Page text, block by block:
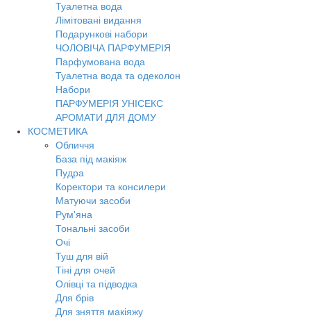
Туалетна вода
Лімітовані видання
Подарункові набори
ЧОЛОВІЧА ПАРФУМЕРІЯ
Парфумована вода
Туалетна вода та одеколон
Набори
ПАРФУМЕРІЯ УНІСЕКС
АРОМАТИ ДЛЯ ДОМУ
КОСМЕТИКА
Обличчя
База під макіяж
Пудра
Коректори та консилери
Матуючи засоби
Рум'яна
Тональні засоби
Очі
Туш для вій
Тіні для очей
Олівці та підводка
Для брів
Для зняття макіяжу